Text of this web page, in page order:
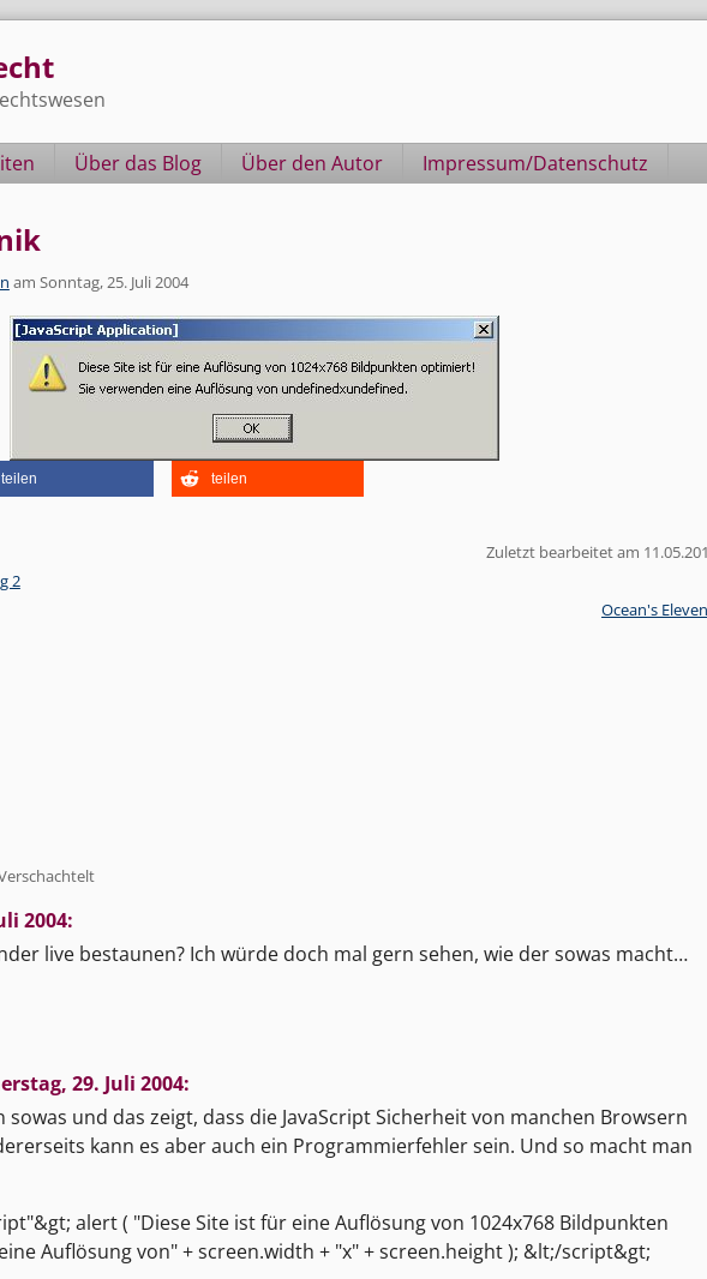
Über das Blog Über den Autor Impressum/Datenschutz
am Sonntag, 25. Juli 2004
teilen teilen
Zuletzt bearbeitet am
2
Ocean's Eleven
2004:
live bestaunen? Ich würde doch mal gern sehen, wie der sowas macht…
29. Juli 2004:
und das zeigt, dass die JavaScript Sicherheit von manchen Browsern
kann es aber auch ein Programmierfehler sein. Und so macht man
alert ( "Diese Site ist für eine Auflösung von 1024x768 Bildpunkten
Auflösung von" + screen.width + "x" + screen.height ); &lt;/script&gt;